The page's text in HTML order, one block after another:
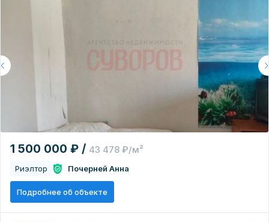
1 500 000 ₽ / 43 478 ₽/м²
Риэлтор Почерней Анна
Подробнее об объекте